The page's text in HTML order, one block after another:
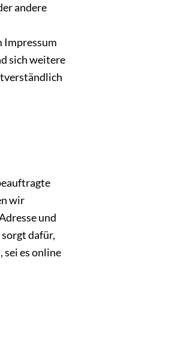
andere
Impressum
sich weitere
wir
und
dafür,
sei es online